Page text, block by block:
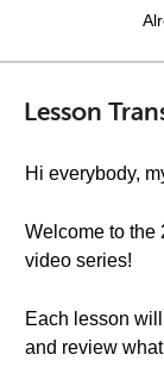
Lesson
Hi everybody,
Welcome to the
video series!
Each lesson
and review